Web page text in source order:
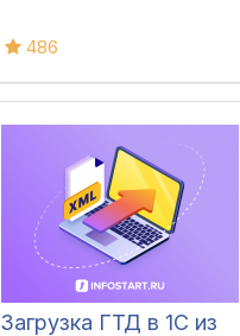
486
Загрузка ГТД в 1С из